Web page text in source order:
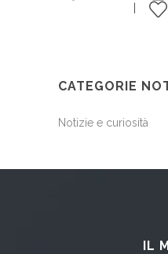
CATEGORIE
Notizie e curiosità
IL